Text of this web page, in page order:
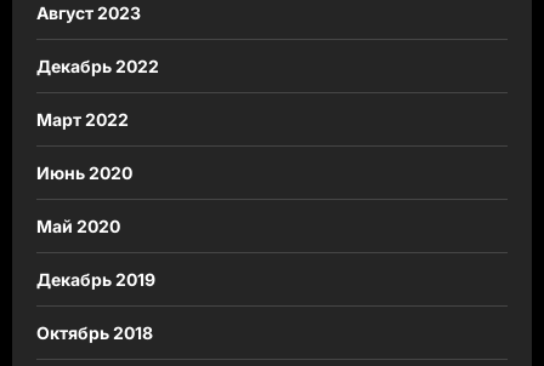
Август 2023
Декабрь 2022
Март 2022
Июнь 2020
Май 2020
Декабрь 2019
Октябрь 2018